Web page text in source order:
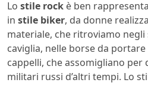
Lo stile rock è ben
in stile biker, da donne
materiale, che ritroviamo negli
caviglia, nelle borse da
cappelli, che assomigliano per
militari russi d’altri tempi. Lo